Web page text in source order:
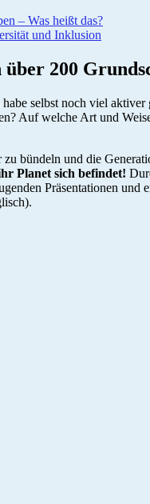
– Was heißt das?
und Inklusion
über 200
selbst noch viel
Auf welche Art und
bündeln und die
Planet sich befindet!
Präsentationen